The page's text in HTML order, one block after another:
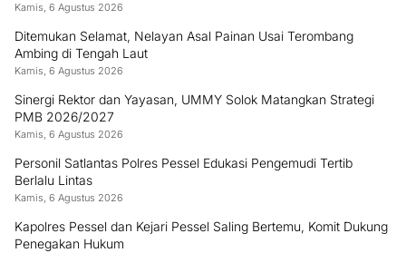
Kamis, 6 Agustus 2026
Ditemukan Selamat, Nelayan Asal Painan Usai Terombang
Ambing di Tengah Laut
Kamis, 6 Agustus 2026
Sinergi Rektor dan Yayasan, UMMY Solok Matangkan Strategi
PMB 2026/2027
Kamis, 6 Agustus 2026
Personil Satlantas Polres Pessel Edukasi Pengemudi Tertib
Berlalu Lintas
Kamis, 6 Agustus 2026
Kapolres Pessel dan Kejari Pessel Saling Bertemu, Komit Dukung
Penegakan Hukum